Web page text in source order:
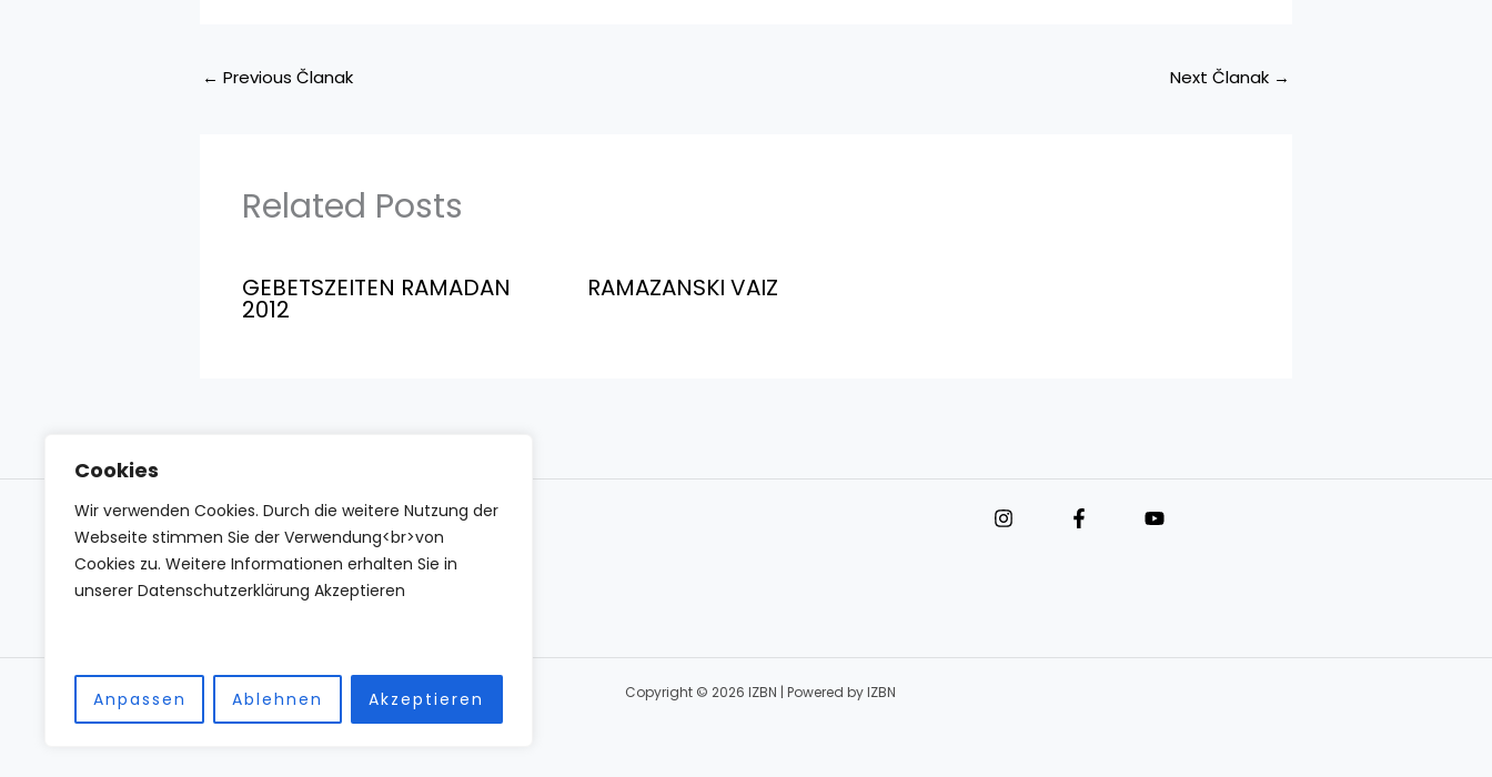
Cookies
Wir verwenden Cookies. Durch die weitere Nutzung der
Webseite stimmen Sie der Verwendung<br>von
Cookies zu. Weitere Informationen erhalten Sie in
unserer Datenschutzerklärung Akzeptieren
Anpassen Ablehnen Akzeptieren
← Previous Članak Next Članak →
Related Posts
GEBETSZEITEN RAMADAN
2012
RAMAZANSKI VAIZ
Impressum Datenschutzerklärung
Copyright © 2026 IZBN | Powered by IZBN